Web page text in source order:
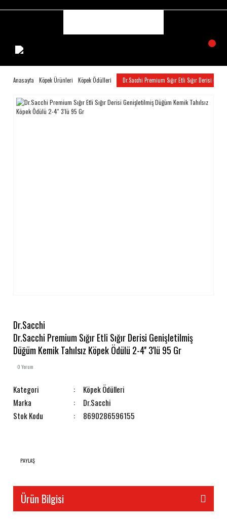
Anasayfa Köpek Ürünleri Köpek Ödülleri Dr.Sacchi Premium Sığır Etli Sığır Derisi
Dr.Sacchi
Dr.Sacchi Premium Sığır Etli Sığır Derisi Genişletilmiş
Düğüm Kemik Tahılsız Köpek Ödülü 2-4'' 3'lü 95 Gr
0 Yorum
Kategori
Köpek Ödülleri
Marka
Dr.Sacchi
Stok Kodu
8690286596155
PAYLAŞ
Ürün Bilgisi